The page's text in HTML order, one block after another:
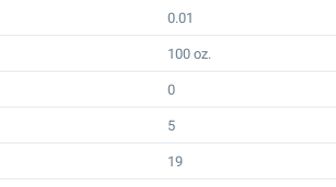
0.01
100 oz.
0
5
19